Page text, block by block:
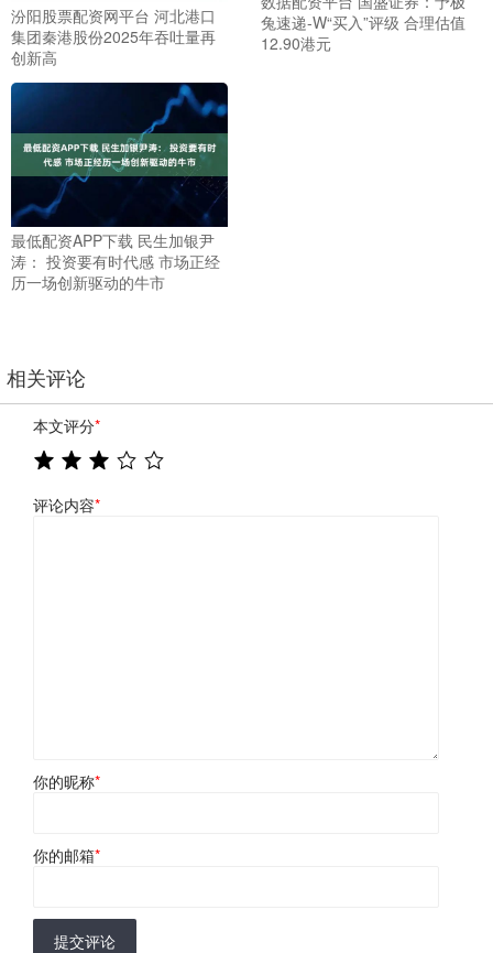
汾阳股票配资网平台 河北港口
集团秦港股份2025年吞吐量再
创新高
兔速递-W“买入”评级 合理估值
12.90港元
最低配资APP下载 民生加银尹
涛： 投资要有时代感 市场正经
历一场创新驱动的牛市
相关评论
本文评分*
评论内容*
你的昵称*
你的邮箱*
提交评论